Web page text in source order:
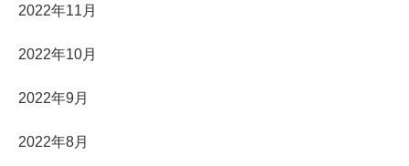
2022年11月
2022年10月
2022年9月
2022年8月